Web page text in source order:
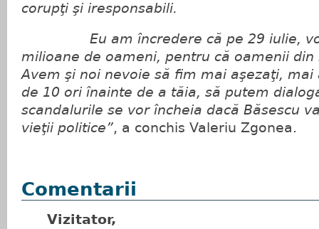
corupţi şi iresponsabili.
Eu am încredere că pe 29 iulie, vor
milioane de oameni, pentru că oamenii din
Avem şi noi nevoie să fim mai aşezaţi, mai
de 10 ori înainte de a tăia, să putem
scandalurile se vor încheia dacă Băsescu
vieţii politice”, a conchis Valeriu Zgonea.
Comentarii
Vizitator,